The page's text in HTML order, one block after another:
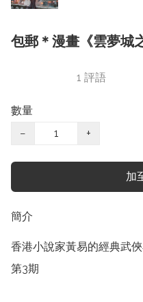
包郵＊漫畫《雲夢城
1 評語
數量
−
+
加
簡介
香港小說家黃易的經典武
第3期